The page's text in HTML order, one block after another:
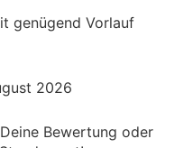
genügend Vorlauf
2026
Bewertung oder